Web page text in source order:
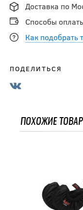
Доставка по
Способы
Как подобрать
ПОДЕЛИТЬСЯ
ПОХОЖИЕ